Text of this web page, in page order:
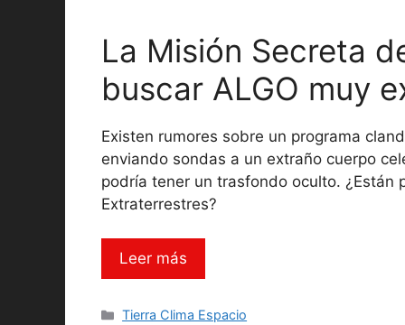
La Misión Secreta
buscar ALGO muy
Existen rumores sobre un programa
enviando sondas a un extraño cuerpo
podría tener un trasfondo oculto. ¿Están
Extraterrestres?
Leer más
Categorías
Tierra Clima Espacio